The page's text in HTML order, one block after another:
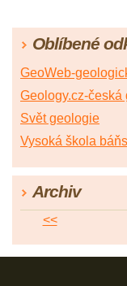
Oblíbené
GeoWeb-
Geology.cz-
Svět geologie
Vysoká škola
Archiv
<<